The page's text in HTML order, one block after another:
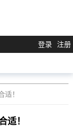
登录 注册
适！
适！